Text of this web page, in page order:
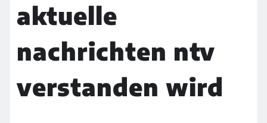
aktuelle
nachrichten ntv
verstanden wird